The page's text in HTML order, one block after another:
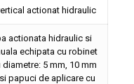
actionat hidraulic
actionata hidraulic si
echipata cu robinet
5 mm, 10 mm
papuci de aplicare cu